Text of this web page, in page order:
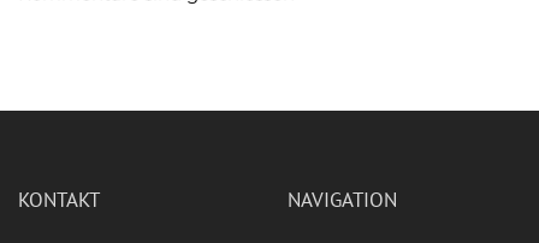
KONTAKT NAVIGATION